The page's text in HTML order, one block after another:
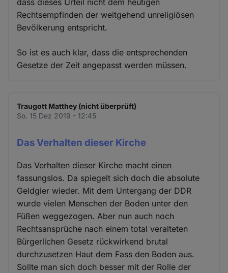
Rechtsempfinden der weitgehend unreligiösen
Bevölkerung entspricht.
So ist es auch klar, dass die entsprechenden
Gesetze der Zeit angepasst werden müssen.
Traugott Matthey (nicht überprüft)
So. 15 Dez 2019 - 12:45
Das Verhalten dieser Kirche
Das Verhalten dieser Kirche macht einen
fassungslos. Da spiegelt sich doch die absolute
Geldgier wieder. Mit dem Untergang der DDR
wurde vielen Menschen der Boden unter den
Füßen weggezogen. Aber nun auch noch
Rechtsansprüche nach einem total veralteten
Bürgerlichen Gesetz rückwirkend brutal
durchzusetzen Haut dem Fass den Boden aus.
Sollte man sich doch besser mit der Rolle der